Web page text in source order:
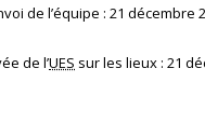
de l’équipe : 21 décembre
de l’UES sur les lieux : 21